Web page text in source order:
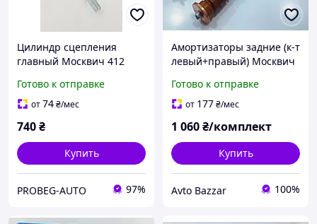
Цилиндр сцепления
главный Москвич 412
1609010
Готово к отправке
от74₴/мес
740₴
Купить
PROBEG-AUTO 97%
Амортизаторы задние (к-т
левый+правый) Москвич
Готово к отправке
от 177₴/мес
1 060₴/комплект
Купить
Avto Bazzar 100%